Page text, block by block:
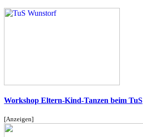
Workshop Eltern-Kind-Tanzen beim TuS
[Anzeigen]